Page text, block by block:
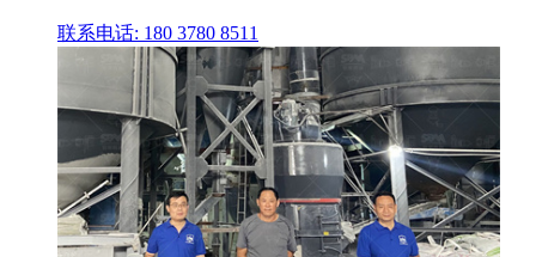
联系电话: 180 3780 8511